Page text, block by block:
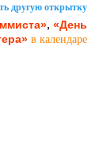
другую открытку
, «День
в календаре